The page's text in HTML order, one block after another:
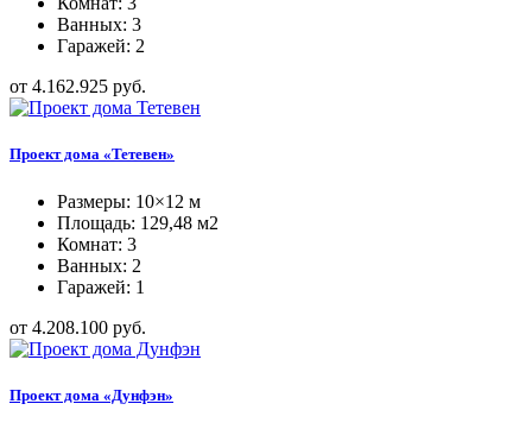
Ванных: 3
Гаражей: 2
от 4.162.925 руб.
Проект дома «Тетевен»
Размеры: 10×12 м
Площадь: 129,48 м2
Комнат: 3
Ванных: 2
Гаражей: 1
от 4.208.100 руб.
Проект дома «Дунфэн»